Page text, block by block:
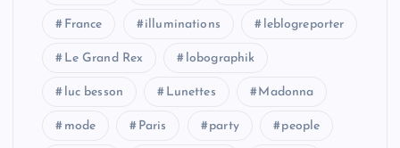
n
d
e
s
France illuminations leblogreporter
Le Grand Rex lobographik
luc besson Lunettes Madonna
mode Paris party people